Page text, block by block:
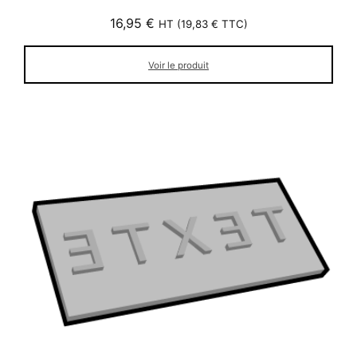
16,95 € HT (19,83 € TTC)
Voir le produit